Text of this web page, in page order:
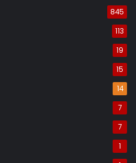
845
113
19
15
14
7
7
1